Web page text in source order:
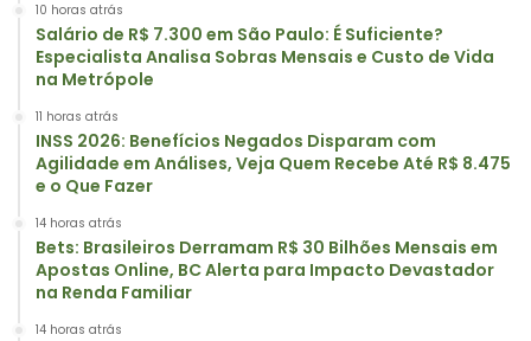
10 horas atrás
Salário de R$ 7.300 em São Paulo: É Suficiente?
Especialista Analisa Sobras Mensais e Custo de Vida
na Metrópole
11 horas atrás
INSS 2026: Benefícios Negados Disparam com
Agilidade em Análises, Veja Quem Recebe Até R$ 8.475
e o Que Fazer
14 horas atrás
Bets: Brasileiros Derramam R$ 30 Bilhões Mensais em
Apostas Online, BC Alerta para Impacto Devastador
na Renda Familiar
14 horas atrás